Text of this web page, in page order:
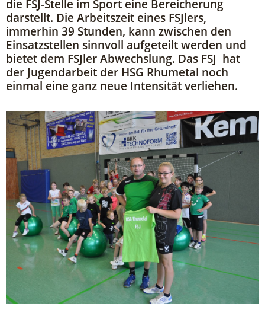
die FSJ-Stelle im Sport eine Bereicherung
darstellt. Die Arbeitszeit eines FSJlers,
immerhin 39 Stunden, kann zwischen den
Einsatzstellen sinnvoll aufgeteilt werden und
bietet dem FSJler Abwechslung. Das FSJ hat
der Jugendarbeit der HSG Rhumetal noch
einmal eine ganz neue Intensität verliehen.